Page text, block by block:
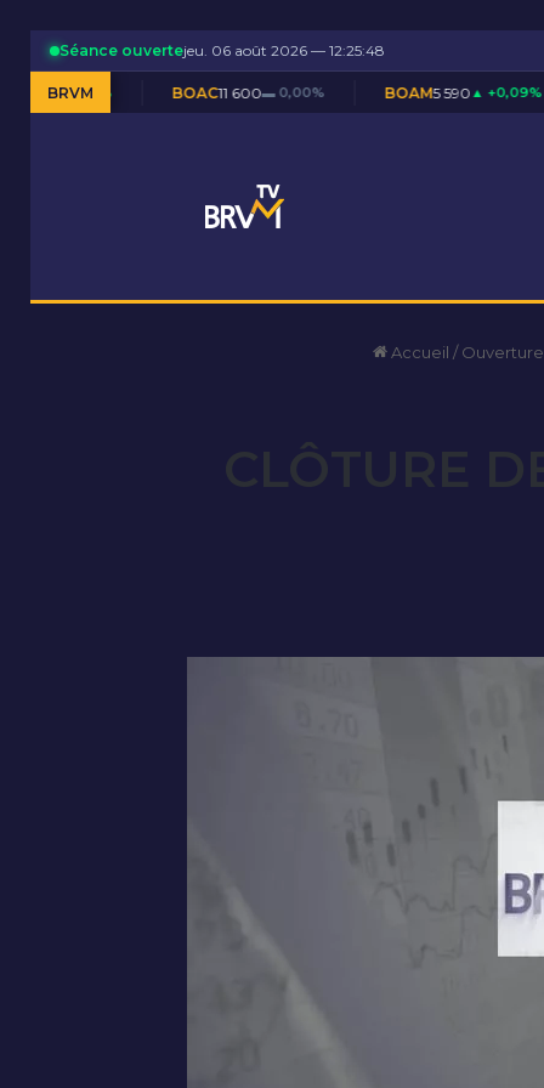
Séance ouvertejeu. 06 août 2026 — 12:25:48
BRVM
BOAC 11 600 ▬ 0,00% BOAM5 590 ▲ +0,09% BOAN
Accueil /